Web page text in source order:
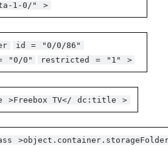
1-0/"
>
id =
"0/0/86"
"0/0" restricted = "1" >
>Freebox TV</ dc:title >